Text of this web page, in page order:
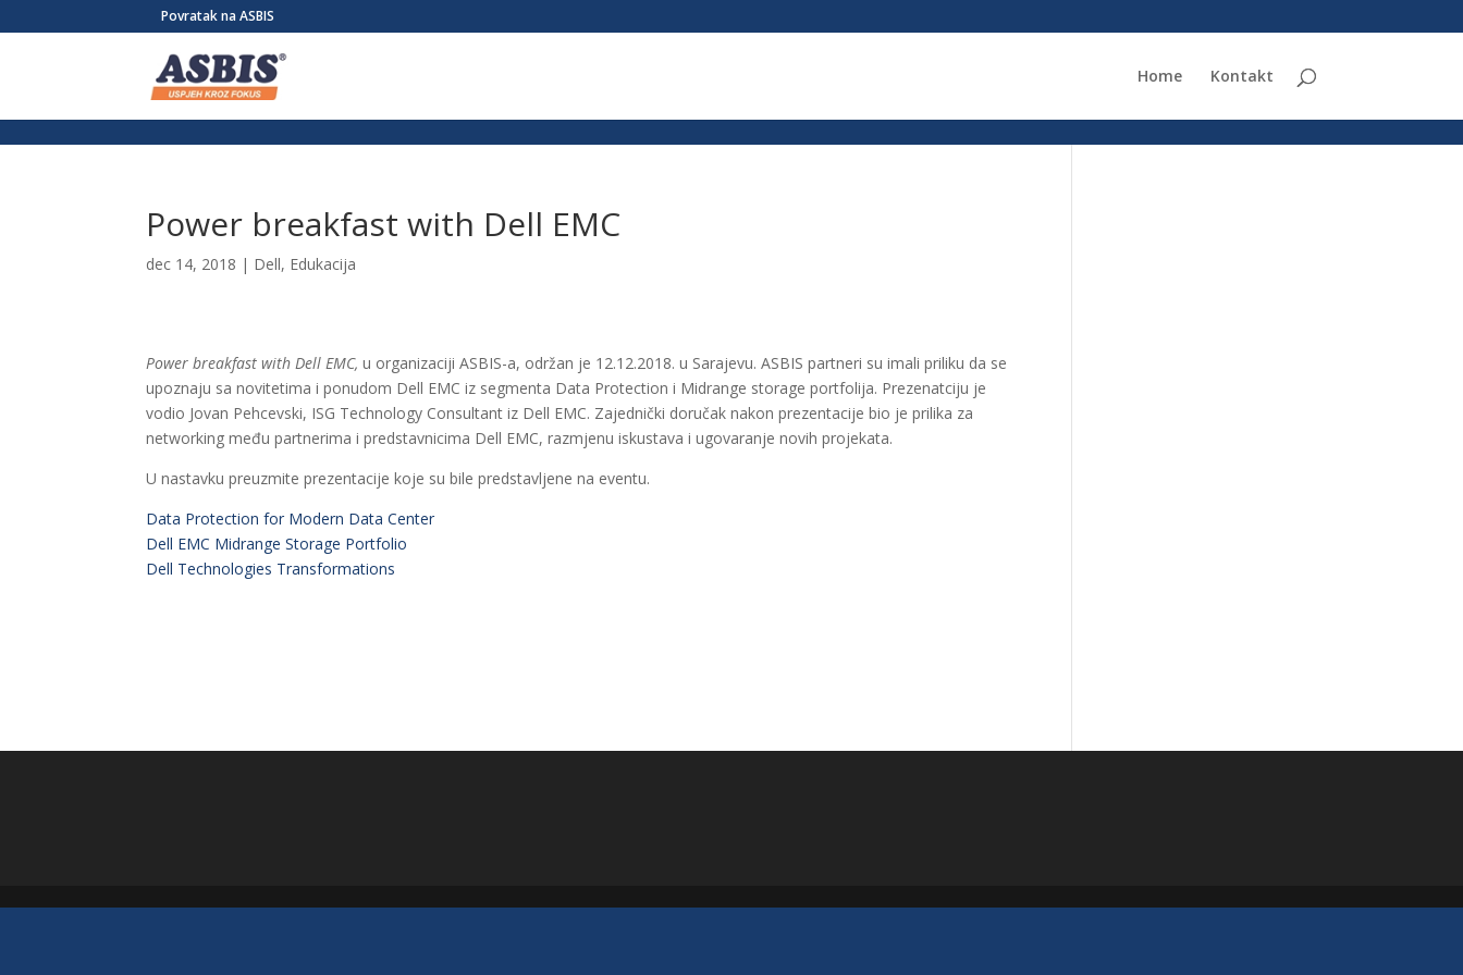
/* Link */ #et-secondary-nav .menu-item a{ position:relative; left:-955px; }
Povratak na ASBIS
Home Kontakt
Power breakfast with Dell EMC
dec 14, 2018 | Dell, Edukacija
Power breakfast with Dell EMC,u organizaciji ASBIS-a, održan je 12.12.2018. u Sarajevu. ASBIS partneri su imali priliku da se
upoznaju sa novitetima i ponudom Dell EMC iz segmenta Data Protection i Midrange storage portfolija. Prezenatciju je
vodio Jovan Pehcevski, ISG Technology Consultant iz Dell EMC. Zajednički doručak nakon prezentacije bio je prilika za
networking među partnerima i predstavnicima Dell EMC, razmjenu iskustava i ugovaranje novih projekata.
U nastavku preuzmite prezentacije koje su bile predstavljene na eventu.
Data Protection for Modern Data Center
Dell EMC Midrange Storage Portfolio
Dell Technologies Transformations